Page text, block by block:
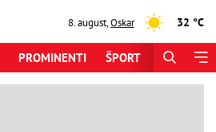
8. august,Oskar 32 °C
PROMINENTI ŠPORT